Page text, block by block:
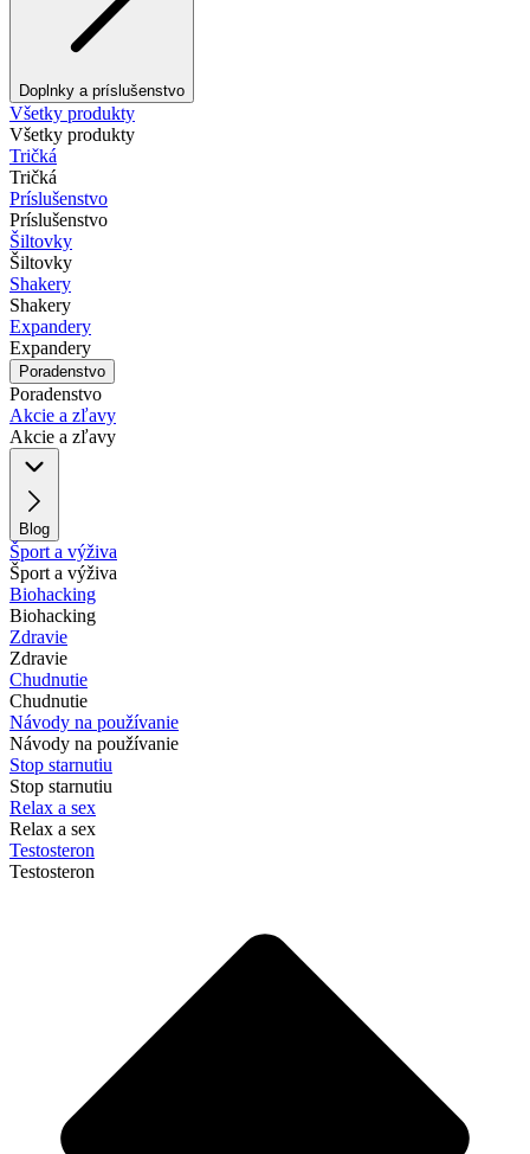
Doplnky a príslušenstvo
Všetky produkty
Všetky produkty
Tričká
Tričká
Príslušenstvo
Príslušenstvo
Šiltovky
Šiltovky
Shakery
Shakery
Expandery
Expandery
Poradenstvo
Poradenstvo
Akcie a zľavy
Akcie a zľavy
Blog
Šport a výživa
Šport a výživa
Biohacking
Biohacking
Zdravie
Zdravie
Chudnutie
Chudnutie
Návody na používanie
Návody na používanie
Stop starnutiu
Stop starnutiu
Relax a sex
Relax a sex
Testosteron
Testosteron